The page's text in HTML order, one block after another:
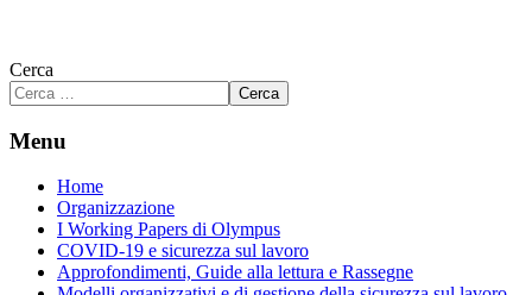
Cerca
Cerca
Menu
Home
Organizzazione
I Working Papers di Olympus
COVID-19 e sicurezza sul lavoro
Approfondimenti, Guide alla lettura e Rassegne